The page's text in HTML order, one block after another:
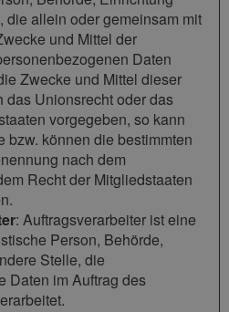
die allein oder gemeinsam mit
und Mittel der
Daten
Zwecke und Mittel dieser
das Unionsrecht oder das
vorgegeben, so kann
bzw. können die bestimmten
nach dem
Recht der Mitgliedstaaten
: Auftragsverarbeiter ist eine
Person, Behörde,
Stelle, die
Daten im Auftrag des